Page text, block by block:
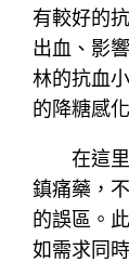
有較好的
出血、影
林的抗血
的降糖感
在這
鎮痛藥，
的誤區。
如需求同